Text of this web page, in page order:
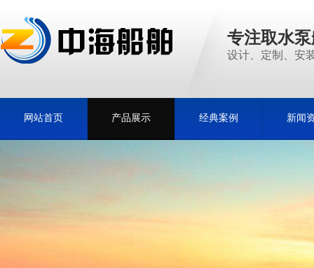
专注取水
设计、定制、安
网站首页 产品展示 经典案例 新闻